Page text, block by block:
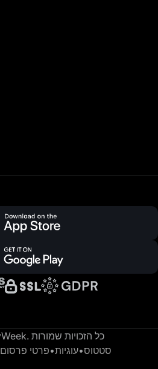
© 2026 EasyWeek. כל הזכויות שמורות
פרטי פרסום•עוגיות•סטטוס